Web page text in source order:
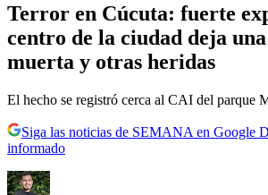
Terror en Cúcuta: fuerte
centro de la ciudad deja
muerta y otras heridas
El hecho se registró cerca al CAI del parque
Siga las noticias de SEMANA en Google
informado